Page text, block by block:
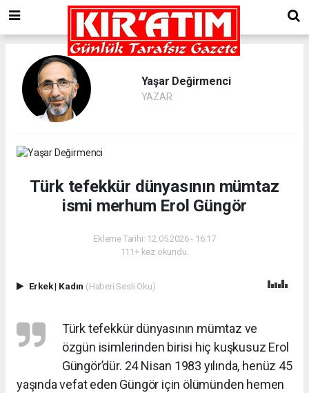
Yaşar Değirmenci
YAZAR
Türk tefekkür dünyasının mümtaz
ismi merhum Erol Güngör
Ekleme Tarihi: 12.05.2026 - 16:17
111+ kez okundu.
Erkek| Kadın (Haberi Sesli Oku)
Türk tefekkür dünyasının mümtaz ve
özgün isimlerinden birisi hiç kuşkusuz Erol
Güngör’dür. 24 Nisan 1983 yılında, henüz 45
yaşında vefat eden Güngör için ölümünden hemen